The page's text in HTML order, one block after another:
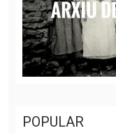
POPULAR